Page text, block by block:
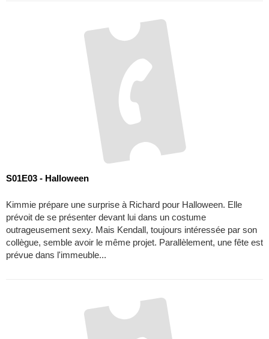
S01E03 - Halloween
Kimmie prépare une surprise à Richard pour Halloween. Elle
prévoit de se présenter devant lui dans un costume
outrageusement sexy. Mais Kendall, toujours intéressée par son
collègue, semble avoir le même projet. Parallèlement, une fête est
prévue dans l'immeuble...